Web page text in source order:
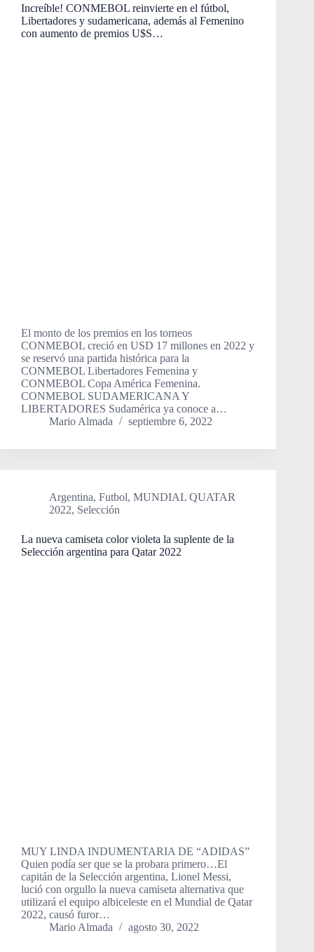
Increíble! CONMEBOL reinvierte en el fútbol,
Libertadores y sudamericana, además al Femenino
con aumento de premios U$S…
El monto de los premios en los torneos
CONMEBOL creció en USD 17 millones en 2022 y
se reservó una partida histórica para la
CONMEBOL Libertadores Femenina y
CONMEBOL Copa América Femenina.
CONMEBOL SUDAMERICANA Y
LIBERTADORES Sudamérica ya conoce a…
Mario Almada
septiembre 6, 2022
Argentina, Futbol, MUNDIAL QUATAR
2022, Selección
La nueva camiseta color violeta la suplente de la
Selección argentina para Qatar 2022
MUY LINDA INDUMENTARIA DE “ADIDAS”
Quien podía ser que se la probara primero…El
capitán de la Selección argentina, Lionel Messi,
lució con orgullo la nueva camiseta alternativa que
utilizará el equipo albiceleste en el Mundial de Qatar
2022, causó furor…
Mario Almada
agosto 30, 2022